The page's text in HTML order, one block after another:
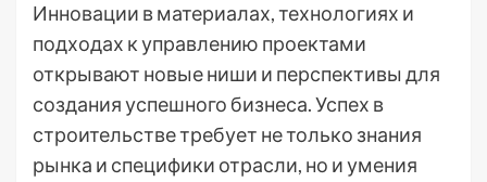
Инновации в материалах, технологиях и
подходах к управлению проектами
открывают новые ниши и перспективы для
создания успешного бизнеса. Успех в
строительстве требует не только знания
рынка и специфики отрасли, но и умения